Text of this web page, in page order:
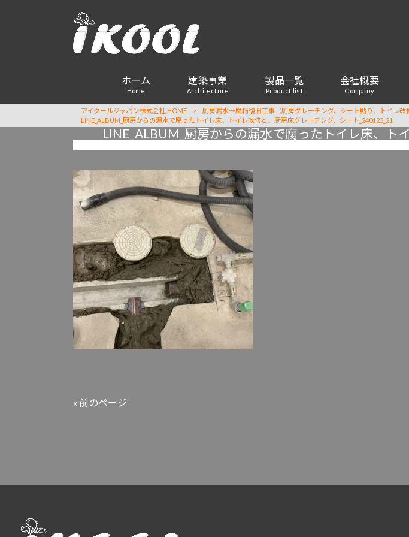
ホーム
Home
建築事業
Architecture
製品一覧
Product list
会社概要
Company
アイクールジャパン株式会社 HOME > 厨房漏水→腐朽復旧工事（厨房グレーチング、シート貼り、トイレ改
LINE_ALBUM_厨房からの漏水で腐ったトイレ床、トイレ改修と、厨房床グレーチング、シート_240123_21
LINE_ALBUM_厨房からの漏水で腐ったトイレ床、ト
« 前のページ